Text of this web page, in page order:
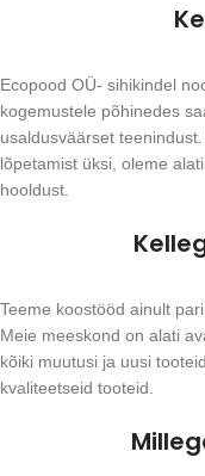
Ecopood OÜ- sihikindel
kogemustele põhinedes
usaldusväärset
lõpetamist üksi, oleme
hooldust.
Teeme koostööd ainult
Meie meeskond on alati
kõiki muutusi ja uusi
kvaliteetseid tooteid.